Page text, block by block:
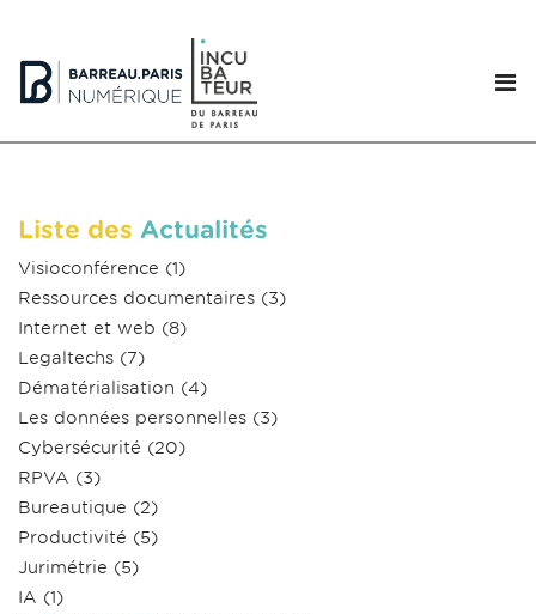
Liste des Actualités
Visioconférence (1)
Ressources documentaires (3)
Internet et web (8)
Legaltechs (7)
Dématérialisation (4)
Les données personnelles (3)
Cybersécurité (20)
RPVA (3)
Bureautique (2)
Productivité (5)
Jurimétrie (5)
IA (1)